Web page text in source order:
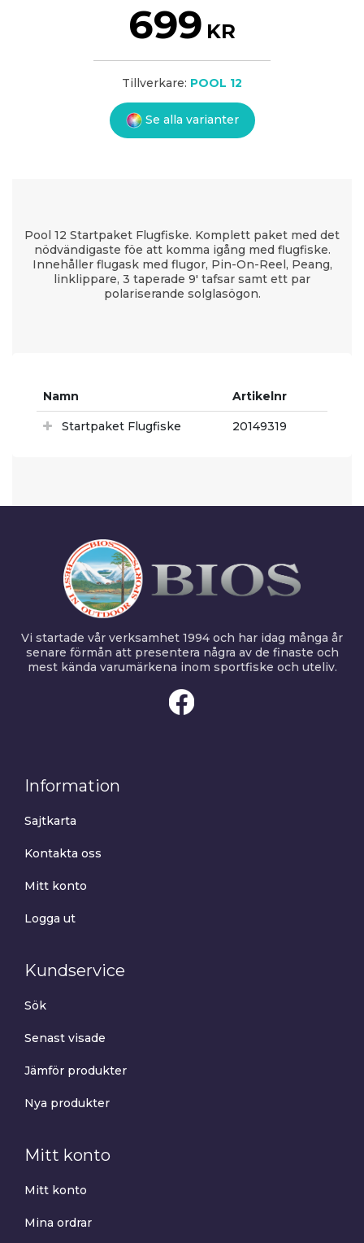
699 KR
Tillverkare: POOL 12
Se alla varianter
Pool 12 Startpaket Flugfiske. Komplett paket med det
nödvändigaste föe att komma igång med flugfiske.
Innehåller flugask med flugor, Pin-On-Reel, Peang,
linklippare, 3 taperade 9' tafsar samt ett par
polariserande solglasögon.
Namn Artikelnr
Startpaket Flugfiske 20149319
Vi startade vår verksamhet 1994 och har idag många år
senare förmån att presentera några av de finaste och
mest kända varumärkena inom sportfiske och uteliv.
Information
Sajtkarta
Kontakta oss
Mitt konto
Logga ut
Kundservice
Sök
Senast visade
Jämför produkter
Nya produkter
Mitt konto
Mitt konto
Mina ordrar